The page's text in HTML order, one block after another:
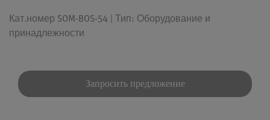
Кат.номер SOM-BOS-54 | Тип: Оборудование и
принадлежности
Запросить предложение